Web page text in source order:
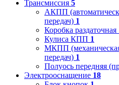
Трансмиссия 5
АКПП
передач) 1
Коробка раздаточная
Кулиса КПП 1
МКПП
передач) 1
Полуось передняя
Электрооснащение 18